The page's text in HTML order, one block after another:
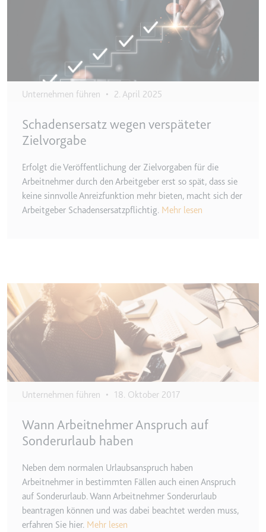
_gcl_au
Anbieter:
smartlaw.de
der Werbeaktivitäten der Website
zu messen, indem Daten über die
hinweg gesammelt werden.
Ablauf:
3 Monate
Typ:
HTTP-Cookie
Zweck:
Verfolgt die Konversionsrate
zwischen dem Nutzer und den
Werbebannern auf der Website -
Dies dient der Optimierung der
Relevanz der Werbung auf der
Website.
Beständig
Typ:
HTML Local Storage
__Secure-ROLLOUT_TOKEN
Anbieter:
youtube.com
Zweck:
Wird verwendet, um die
Interaktion der Nutzer mit
eingebetteten Inhalten zu
verfolgen.
Ablauf:
180 Tage
Unternehmen führen • 2. April 2025
Schadensersatz wegen verspäteter
Zielvorgabe
Erfolgt die Veröffentlichung der Zielvorgaben für die
Arbeitnehmer durch den Arbeitgeber erst so spät, dass sie
keine sinnvolle Anreizfunktion mehr bieten, macht sich der
Arbeitgeber Schadensersatzpflichtig. Mehr lesen
Image
Unternehmen führen • 18. Oktober 2017
Wann Arbeitnehmer Anspruch auf
Sonderurlaub haben
Neben dem normalen Urlaubsanspruch haben
Arbeitnehmer in bestimmten Fällen auch einen Anspruch
auf Sonderurlaub. Wann Arbeitnehmer Sonderurlaub
beantragen können und was dabei beachtet werden muss,
erfahren Sie hier. Mehr lesen